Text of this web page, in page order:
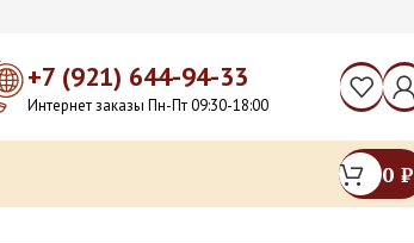
+7 (921) 644-94-33
Интернет заказы Пн-Пт 09:30-18:00
0 ₽